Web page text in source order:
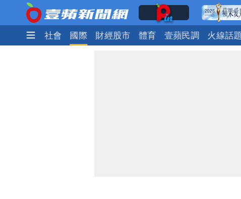
政治 社會 國際 財經股市 體育 壹蘋民調 火線話題